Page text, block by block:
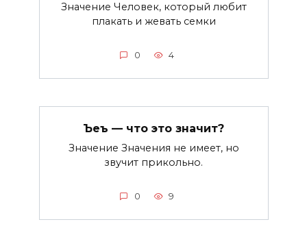
Значение Человек, который любит
плакать и жевать семки
0 4
Ъеъ — что это значит?
Значение Значения не имеет, но
звучит прикольно.
0 9